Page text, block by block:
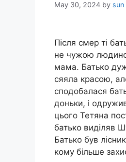
May 30, 2024 by sun
Після смер ті
не чужою
мама. Батько
сяяла красою,
сподобалася
доньки, і
цього Тетяна
батько виділяв
Батько був
кому більше